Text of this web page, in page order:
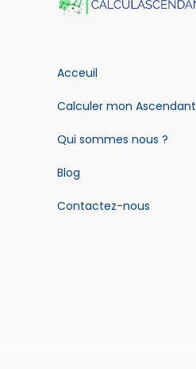
Acceuil
Calculer mon Ascendant
Qui sommes nous ?
Blog
Contactez-nous